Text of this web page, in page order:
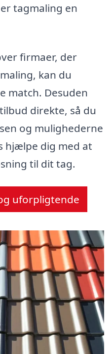
tagmaling en
firmaer, der
kan du
match. Desuden
direkte, så du
og mulighederne
hjælpe dig med at
til dit tag.
uforpligtende